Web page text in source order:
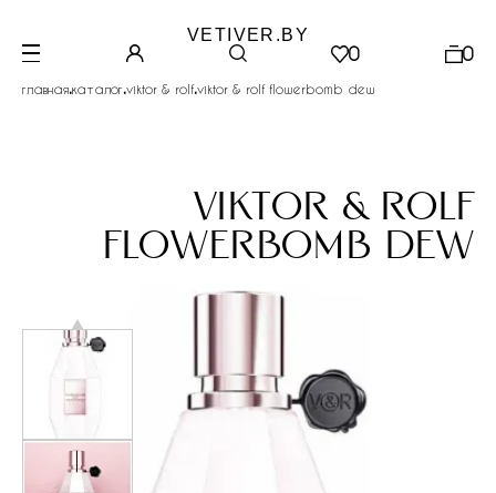
VETIVER.BY
0 0
главная.каталог.viktor & rolf.viktor & rolf flowerbomb dew
viktor & rolf
flowerbomb dew